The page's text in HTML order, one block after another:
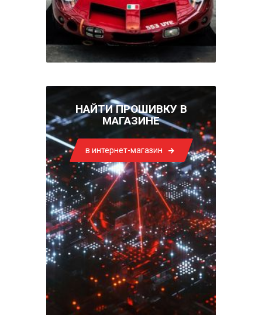
НАЙТИ ПРОШИВКУ В
МАГАЗИНЕ
в интернет-магазин